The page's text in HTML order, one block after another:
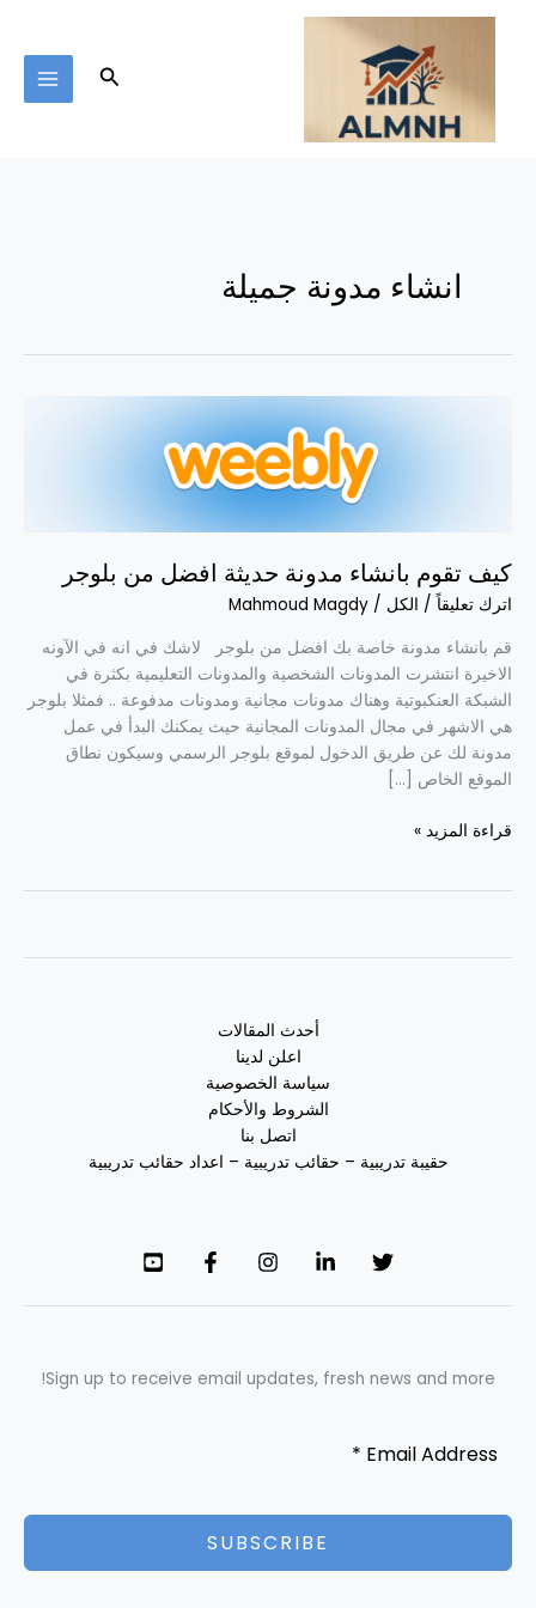
تخطي
البحث
انشاء مدونة جميلة
كيف تقوم بانشاء مدونة حديثة افضل من بلوجر
اترك تعليقاً / الكل /
Mahmoud Magdy
قم بانشاء مدونة خاصة بك افضل من بلوجر لاشك في انه في الآونه
الاخيرة انتشرت المدونات الشخصية والمدونات التعليمية بكثرة في
الشبكة العنكبوتية وهناك مدونات مجانية ومدونات مدفوعة .. فمثلا بلوجر
هي الاشهر في مجال المدونات المجانية حيث يمكنك البدأ في عمل
مدونة لك عن طريق الدخول لموقع بلوجر الرسمي وسيكون نطاق
الموقع الخاص […]
من
بلوجر
قراءة المزيد »
أحدث المقالات
اعلن لدينا
سياسة الخصوصية
الشروط والأحكام
اتصل بنا
حقيبة تدريبية – حقائب تدريبية – اعداد حقائب تدريبية
Sign up to receive email updates, fresh news and more!
SUBSCRIBE